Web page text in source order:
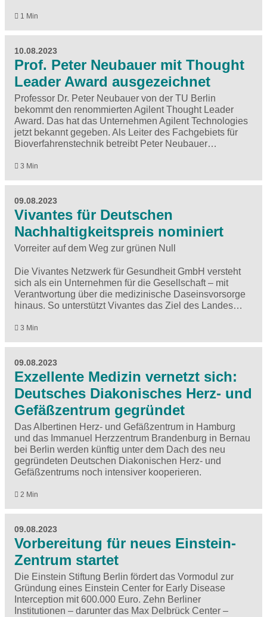
1 Min
10.08.2023
Prof. Peter Neubauer mit Thought
Leader Award ausgezeichnet
Professor Dr. Peter Neubauer von der TU Berlin
bekommt den renommierten Agilent Thought Leader
Award. Das hat das Unternehmen Agilent Technologies
jetzt bekannt gegeben. Als Leiter des Fachgebiets für
Bioverfahrenstechnik betreibt Peter Neubauer…
3 Min
09.08.2023
Vivantes für Deutschen
Nachhaltigkeitspreis nominiert
Vorreiter auf dem Weg zur grünen Null
Die Vivantes Netzwerk für Gesundheit GmbH versteht
sich als ein Unternehmen für die Gesellschaft – mit
Verantwortung über die medizinische Daseinsvorsorge
hinaus. So unterstützt Vivantes das Ziel des Landes…
3 Min
09.08.2023
Exzellente Medizin vernetzt sich:
Deutsches Diakonisches Herz- und
Gefäßzentrum gegründet
Das Albertinen Herz- und Gefäßzentrum in Hamburg
und das Immanuel Herzzentrum Brandenburg in Bernau
bei Berlin werden künftig unter dem Dach des neu
gegründeten Deutschen Diakonischen Herz- und
Gefäßzentrums noch intensiver kooperieren.
2 Min
09.08.2023
Vorbereitung für neues Einstein-
Zentrum startet
Die Einstein Stiftung Berlin fördert das Vormodul zur
Gründung eines Einstein Center for Early Disease
Interception mit 600.000 Euro. Zehn Berliner
Institutionen – darunter das Max Delbrück Center –